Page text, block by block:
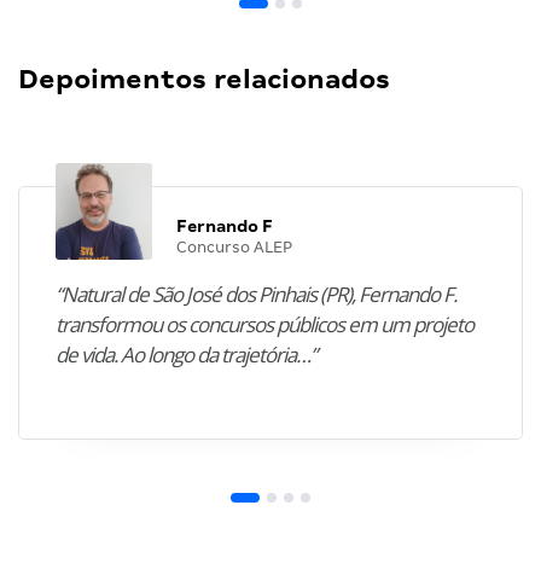
Depoimentos relacionados
Fernando F
Concurso ALEP
“Natural de São José dos Pinhais (PR), Fernando F.
transformou os concursos públicos em um projeto
de vida. Ao longo da trajetória…”